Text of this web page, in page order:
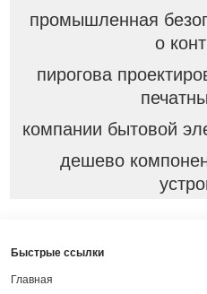
промышленная
о
пирогова
компании бытовой
дешево
Быстрые ссылки
Главная